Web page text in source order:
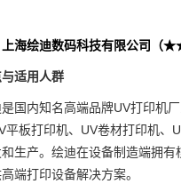
上海绘迪数码科技有限公司（
适用人群
是国内知名高端品牌UV打印机
平板打印机、UV卷材打印机、
生产。绘迪在设备制造端拥有
端打印设备解决方案。